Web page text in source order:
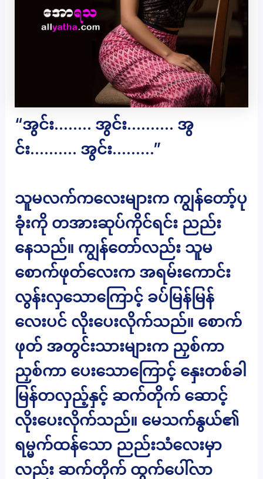
“အွင်း…….. အွင်း………. အွ
င်း………. အွင်း………”
သူမလက်ကလေးများက ကျွန်တော့်ပု
ခုံးကို တအားဆုပ်ကိုင်ရင်း ညည်း
နေသည်။ ကျွန်တော်လည်း သူမ
စောက်ဖုတ်လေးက အရမ်းကောင်း
လွန်းလှသောကြောင့် ခပ်မြန်မြန်
လေးပင် လိုးပေးလိုက်သည်။ စောက်
ဖုတ် အတွင်းသားများက ညှစ်ကာ
ညှစ်ကာ ပေးသောကြောင့် နှေးတစ်ခါ
မြန်တလှည့်နှင့် ဆက်တိုက် ဆောင့်
လိုးပေးလိုက်သည်။ မေသက်နွယ်၏
ရမ္မက်ထန်သော ညည်းသံလေးမှာ
လည်း ဆက်တိုက် ထွက်ပေါ်လာ